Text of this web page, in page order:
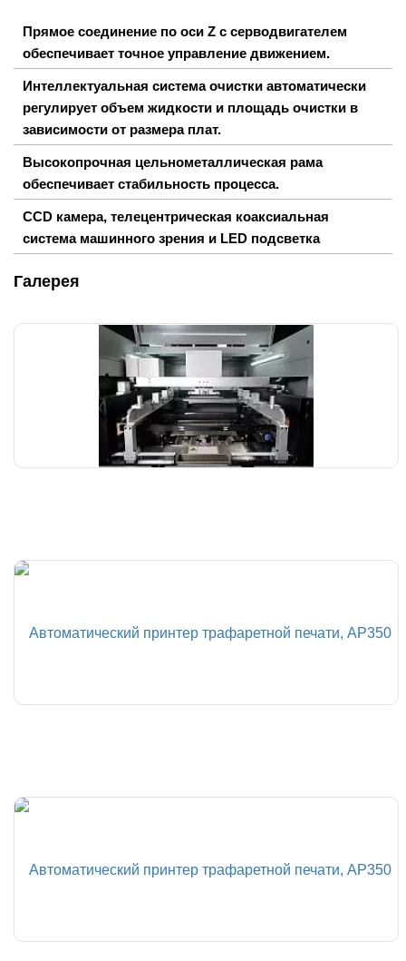
Прямое соединение по оси Z с серводвигателем
обеспечивает точное управление движением.
Интеллектуальная система очистки автоматически
регулирует объем жидкости и площадь очистки в
зависимости от размера плат.
Высокопрочная цельнометаллическая рама
обеспечивает стабильность процесса.
CCD камера, телецентрическая коаксиальная
система машинного зрения и LED подсветка
Галерея